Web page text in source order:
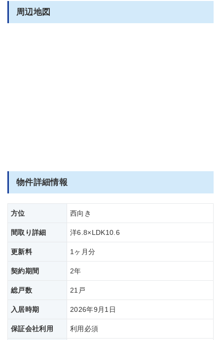
周辺地図
物件詳細情報
方位 西向き
間取り詳細 洋6.8×LDK10.6
更新料 1ヶ月分
契約期間 2年
総戸数 21戸
入居時期 2026年9月1日
保証会社利用 利用必須